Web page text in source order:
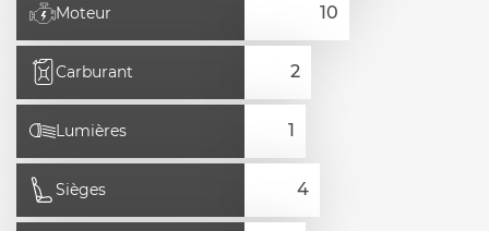
Moteur
Carburant
Lumières
Sièges